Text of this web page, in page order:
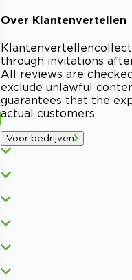
Over Klantenvertellen
Klantenvertellen
through invitations
All reviews are
exclude unlawful
guarantees that the
actual customers.
Voor bedrijven